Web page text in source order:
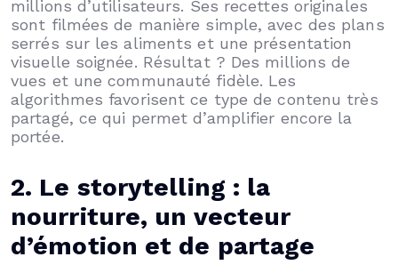
millions d’utilisateurs. Ses recettes originales
sont filmées de manière simple, avec des plans
serrés sur les aliments et une présentation
visuelle soignée. Résultat ? Des millions de
vues et une communauté fidèle. Les
algorithmes favorisent ce type de contenu très
partagé, ce qui permet d’amplifier encore la
portée.
2. Le storytelling : la
nourriture, un vecteur
d’émotion et de partage